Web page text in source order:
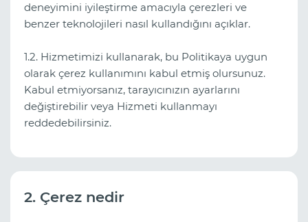
deneyimini iyileştirme amacıyla çerezleri ve
benzer teknolojileri nasıl kullandığını açıklar.
1.2. Hizmetimizi kullanarak, bu Politikaya uygun
olarak çerez kullanımını kabul etmiş olursunuz.
Kabul etmiyorsanız, tarayıcınızın ayarlarını
değiştirebilir veya Hizmeti kullanmayı
reddedebilirsiniz.
2. Çerez nedir